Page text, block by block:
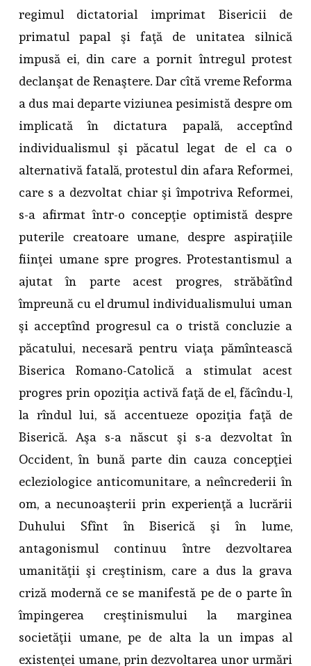
regimul dictatorial imprimat Bisericii de
primatul papal şi faţă de unitatea silnică
impusă ei, din care a pornit întregul protest
declanşat de Renaştere. Dar cîtă vreme Reforma
a dus mai departe viziunea pesimistă despre om
implicată în dictatura papală, acceptînd
individualismul şi păcatul legat de el ca o
alternativă fatală, protestul din afara Reformei,
care s a dezvoltat chiar şi împotriva Reformei,
s-a afirmat într-o concepţie optimistă despre
puterile creatoare umane, despre aspiraţiile
fiinţei umane spre progres. Protestantismul a
ajutat în parte acest progres, străbătînd
împreună cu el drumul individualismului uman
şi acceptînd progresul ca o tristă concluzie a
păcatului, necesară pentru viaţa pămîntească
Biserica Romano-Catolică a stimulat acest
progres prin opoziţia activă faţă de el, făcîndu-l,
la rîndul lui, să accentueze opoziţia faţă de
Biserică. Aşa s-a născut şi s-a dezvoltat în
Occident, în bună parte din cauza concepţiei
ecleziologice anticomunitare, a neîncrederii în
om, a necunoaşterii prin experienţă a lucrării
Duhului Sfînt în Biserică şi în lume,
antagonismul continuu între dezvoltarea
umanităţii şi creştinism, care a dus la grava
criză modernă ce se manifestă pe de o parte în
împingerea creştinismului la marginea
societăţii umane, pe de alta la un impas al
existenţei umane, prin dezvoltarea unor urmări